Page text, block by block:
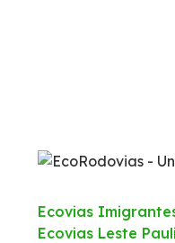
Ecovias
Ecovias Leste